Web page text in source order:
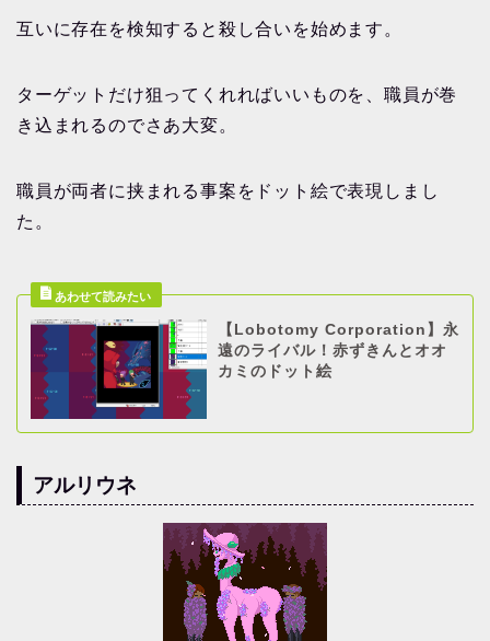
互いに存在を検知すると殺し合いを始めます。
ターゲットだけ狙ってくれればいいものを、職員が巻
き込まれるのでさあ大変。
職員が両者に挟まれる事案をドット絵で表現しまし
た。
【Lobotomy Corporation】永
遠のライバル！赤ずきんとオオ
カミのドット絵
アルリウネ